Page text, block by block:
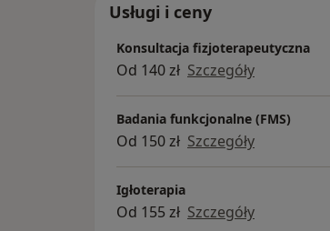
Usługi i ceny
Konsultacja fizjoterapeutyczna
Od 140 zł Szczegóły
Badania funkcjonalne (FMS)
Od 150 zł Szczegóły
Igłoterapia
Od 155 zł Szczegóły